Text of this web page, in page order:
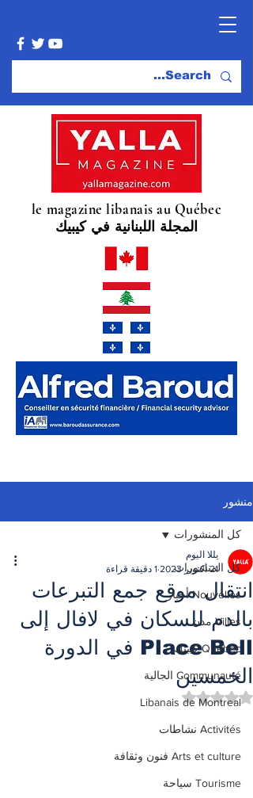
le magazine libanais au Québec
المجلة اللبنانية في كيبيك
منشور
كل المنشورات
Nouvelles أخبار
Villes مدن
Québec كيبيك
Communauté الجالية
Libanais de Montreal
Activités نشاطات
Arts et culture فنون وثقافة
Tourisme سياحة
كل المنشورات
انتقال موقع جمع التبرعات
بالدم للسكان في لافال إلى
Place Bell في الدورة
الخمسين
يللا اليوم
21 أكتوبر 2023
1 دقيقة قراءة
تم التقييم بـ ليس رقمًا من أصل 5 نجوم.